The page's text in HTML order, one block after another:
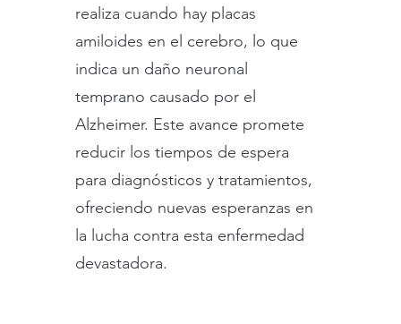
realiza cuando hay placas
amiloides en el cerebro, lo que
indica un daño neuronal
temprano causado por el
Alzheimer. Este avance promete
reducir los tiempos de espera
para diagnósticos y tratamientos,
ofreciendo nuevas esperanzas en
la lucha contra esta enfermedad
devastadora.